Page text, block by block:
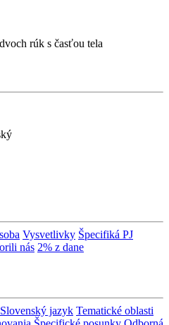
rúk s časťou tela
Vysvetlivky Špecifiká PJ
nás 2% z dane
jazyk Tematické oblasti